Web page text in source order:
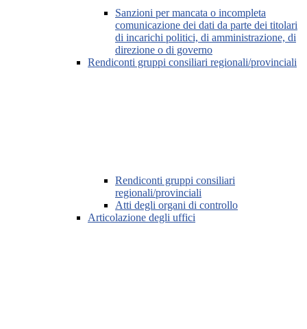
Sanzioni per mancata o incompleta
comunicazione dei dati da parte dei titolari
di incarichi politici, di amministrazione, di
direzione o di governo
Rendiconti gruppi consiliari regionali/provinciali
Rendiconti gruppi consiliari
regionali/provinciali
Atti degli organi di controllo
Articolazione degli uffici